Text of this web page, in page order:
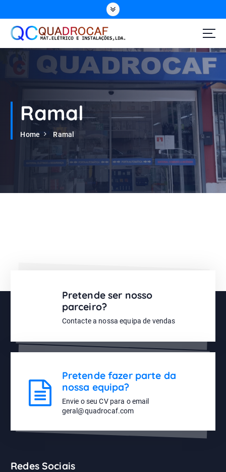
Ramal
Home Ramal
Pretende ser nosso
parceiro?
Contacte a nossa equipa de vendas
Pretende fazer parte da
nossa equipa?
Envie o seu CV para o email
geral@quadrocaf.com
Redes Sociais